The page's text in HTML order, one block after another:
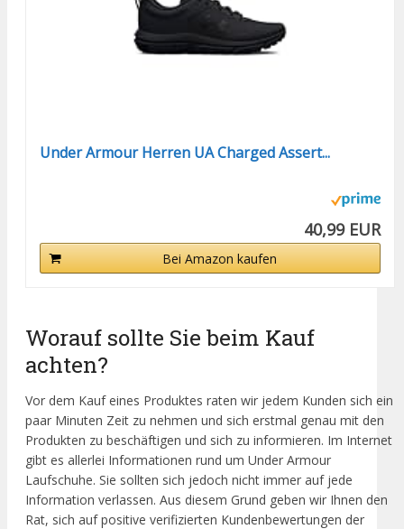
Under Armour Herren UA Charged Assert...
40,99 EUR
Bei Amazon kaufen
Worauf sollte Sie beim Kauf
achten?
Vor dem Kauf eines Produktes raten wir jedem Kunden sich ein
paar Minuten Zeit zu nehmen und sich erstmal genau mit den
Produkten zu beschäftigen und sich zu informieren. Im Internet
gibt es allerlei Informationen rund um Under Armour
Laufschuhe. Sie sollten sich jedoch nicht immer auf jede
Information verlassen. Aus diesem Grund geben wir Ihnen den
Rat, sich auf positive verifizierten Kundenbewertungen der